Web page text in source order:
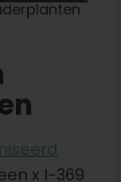
x I-369